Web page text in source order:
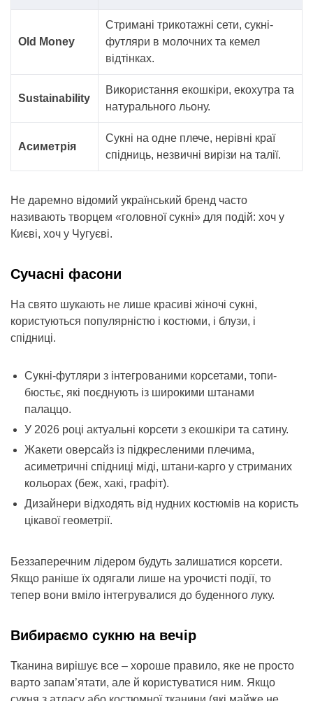
Old Money
Стримані трикотажні сети, сукні-
футляри в молочних та кемел
відтінках.
Sustainability
Використання екошкіри, екохутра та
натурального льону.
Асиметрія
Сукні на одне плече, нерівні краї
спідниць, незвичні вирізи на талії.
Не даремно відомий український бренд часто
називають творцем «головної сукні» для подій: хоч у
Києві, хоч у Чугуєві.
Сучасні фасони
На свято шукають не лише красиві жіночі сукні,
користуються популярністю і костюми, і блузи, і
спідниці.
Сукні-футляри з інтегрованими корсетами, топи-
бюстьє, які поєднують із широкими штанами
палаццо.
У 2026 році актуальні корсети з екошкіри та сатину.
Жакети оверсайз із підкресленими плечима,
асиметричні спідниці міді, штани-карго у стриманих
кольорах (беж, хакі, графіт).
Дизайнери відходять від нудних костюмів на користь
цікавої геометрії.
Беззаперечним лідером будуть залишатися корсети.
Якщо раніше їх одягали лише на урочисті події, то
тепер вони вміло інтегрувалися до буденного луку.
Вибираємо сукню на вечір
Тканина вирішує все – хороше правило, яке не просто
варто запам’ятати, але й користуватися ним. Якщо